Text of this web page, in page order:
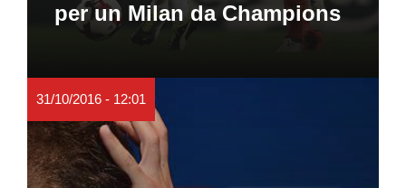
per un Milan da Champions
31/10/2016 - 12:01